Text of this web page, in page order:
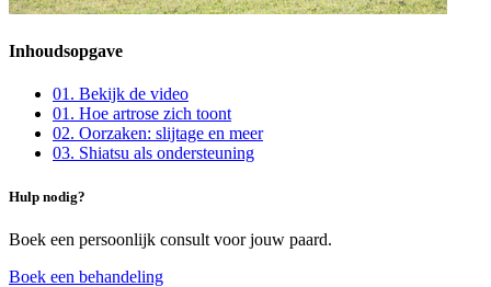
Inhoudsopgave
01. Bekijk de video
01. Hoe artrose zich toont
02. Oorzaken: slijtage en meer
03. Shiatsu als ondersteuning
Hulp nodig?
Boek een persoonlijk consult voor jouw paard.
Boek een behandeling